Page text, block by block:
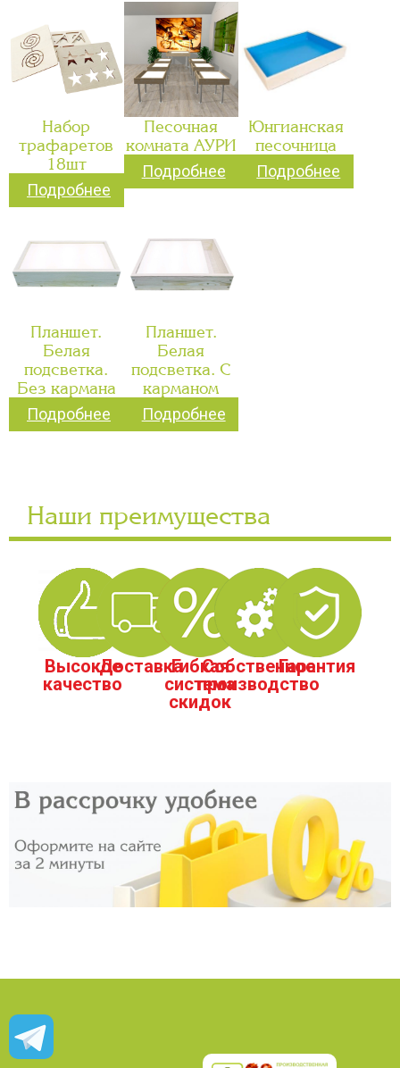
Набор
трафаретов
18шт
Подробнее
Песочная
комната АУРИ
Подробнее
Юнгианская
песочница
Подробнее
Планшет.
Белая
подсветка.
Без кармана
Подробнее
Планшет.
Белая
подсветка. С
карманом
Подробнее
Наши преимущества
Высокое
качество
ДоставкаГибкая
система
скидок
Собственное
производство
Гарантия